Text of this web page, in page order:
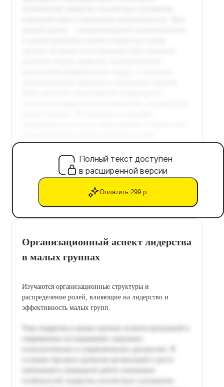
Полный текст доступен
в расширенной версии
Оплатить 299 р.
Организационный аспект лидерства
в малых группах
Изучаются организационные структуры и
распределение ролей, влияющие на лидерство и
эффективность малых групп.